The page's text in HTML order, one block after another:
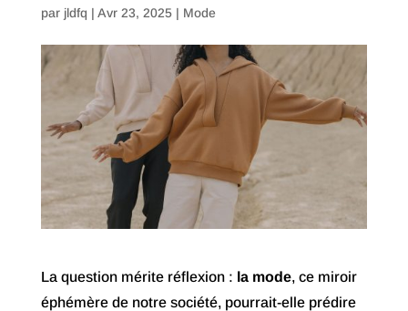
par jldfq | Avr 23, 2025| Mode
La question mérite réflexion : la mode, ce miroir
éphémère de notre société, pourrait-elle prédire